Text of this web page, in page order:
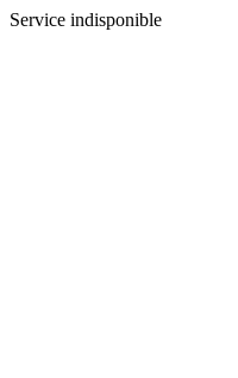
Service indisponible